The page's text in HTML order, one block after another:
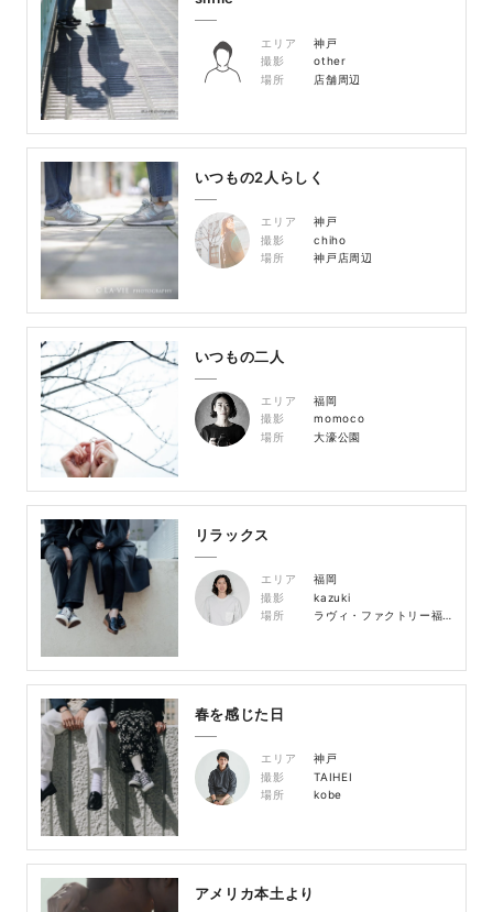
エリア
神戸
撮影
other
場所
店舗周辺
いつもの2人らしく
エリア
神戸
撮影
chiho
場所
神戸店周辺
いつもの二人
エリア
福岡
撮影
momoco
場所
大濠公園
リラックス
エリア
福岡
撮影
kazuki
場所
ラヴィ・ファクトリー福岡店舗周辺
春を感じた日
エリア
神戸
撮影
TAIHEI
場所
kobe
アメリカ本土より